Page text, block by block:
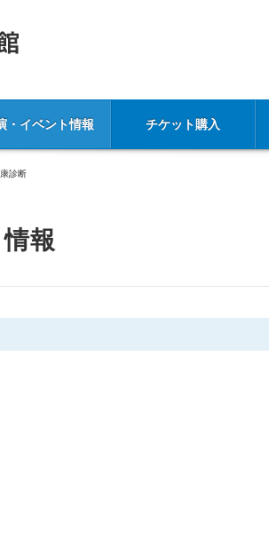
・イベント情報 チケット購入
診断
報